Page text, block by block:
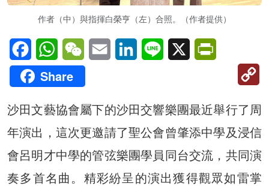
作者（中）與指揮白榮亨（左）合照。（作者提供）
FacebookWhatsAppWeChatEmail LinkedInLine X
Share
沙田文藝協會屬下的沙田交響樂團最近舉行了周
年演出，這次更邀請了聖公會曾肇添中學及浸信
會呂明才中學的管弦樂團學員同台交流，共同演
奏多首名曲。精彩紛呈的演出獲得觀眾如雷掌